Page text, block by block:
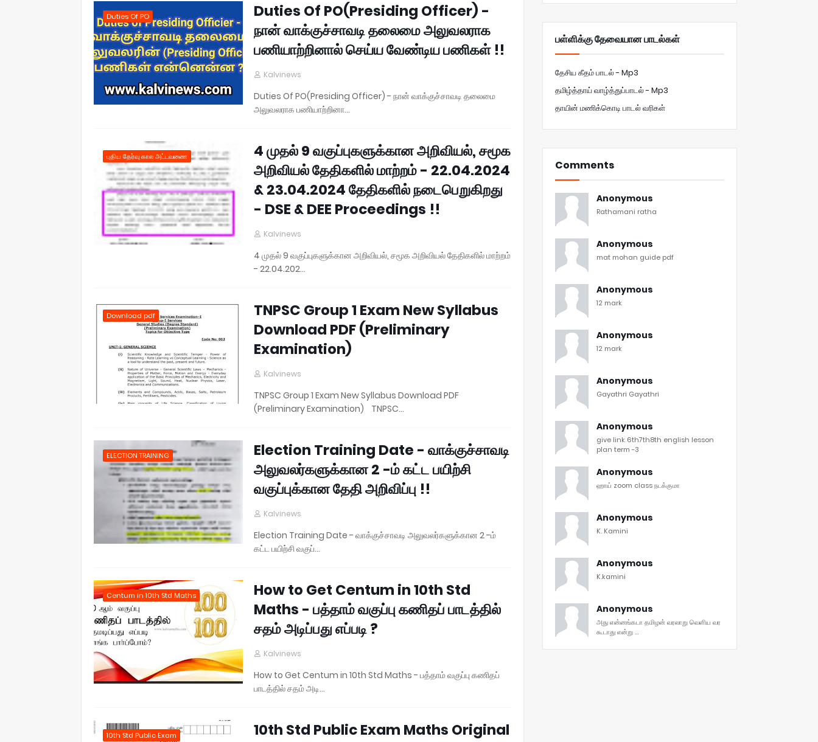
Duties Of PO
Duties Of PO(Presiding Officer) -
நான் வாக்குச்சாவடி தலைமை அலுவலராக
பணியாற்றினால் செய்ய வேண்டிய பணிகள் !!
Kalvinews
Duties Of PO(Presiding Officer) - நான் வாக்குச்சாவடி தலைமை
அலுவலராக பணியாற்றினா…
புதிய தேர்வு கால அட்டவணை
4 முதல் 9 வகுப்புகளுக்கான அறிவியல், சமூக
அறிவியல் தேதிகளில் மாற்றம் - 22.04.2024
& 23.04.2024 தேதிகளில் நடைபெறுகிறது
- DSE & DEE Proceedings !!
Kalvinews
4 முதல் 9 வகுப்புகளுக்கான அறிவியல், சமூக அறிவியல் தேதிகளில் மாற்றம்
- 22.04.202…
Download pdf
TNPSC Group 1 Exam New Syllabus
Download PDF (Preliminary
Examination)
Kalvinews
TNPSC Group 1 Exam New Syllabus Download PDF
(Preliminary Examination) TNPSC…
ELECTION TRAINING
Election Training Date - வாக்குச்சாவடி
அலுவலர்களுக்கான 2 -ம் கட்ட பயிற்சி
வகுப்புக்கான தேதி அறிவிப்பு !!
Kalvinews
Election Training Date - வாக்குச்சாவடி அலுவலர்களுக்கான 2 -ம்
கட்ட பயிற்சி வகுப்…
Centum in 10th Std Maths
How to Get Centum in 10th Std
Maths - பத்தாம் வகுப்பு கணிதப் பாடத்தில்
சதம் அடிப்பது எப்படி ?
Kalvinews
How to Get Centum in 10th Std Maths - பத்தாம் வகுப்பு கணிதப்
பாடத்தில் சதம் அடி…
10th Std Public Exam
10th Std Public Exam Maths Original
பள்ளிக்கு தேவையான பாடல்கள்
தேசிய கீதம் பாடல் - Mp3
தமிழ்த்தாய் வாழ்த்துப்பாடல் - Mp3
தாயின் மணிக்கொடி பாடல் வரிகள்
Comments
Anonymous
Rathamani ratha
Anonymous
mat mohan guide pdf
Anonymous
12 mark
Anonymous
12 mark
Anonymous
Gayathri Gayathri
Anonymous
give link 6th7th8th english lesson
plan term -3
Anonymous
ஹாய் zoom class நடக்குமா
Anonymous
K. Kamini
Anonymous
K.kamini
Anonymous
அது என்னங்கடா தமிழன் வரலாறு வெளிய வர
கூடாது என்று ...